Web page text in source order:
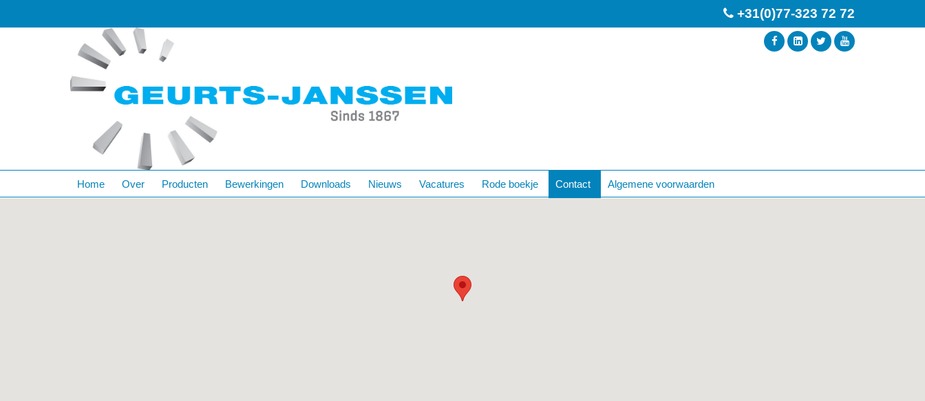
+31(0)77-323 72 72
Home Over Producten Bewerkingen Downloads Nieuws Vacatures Rode boekje Contact Algemene voorwaarden